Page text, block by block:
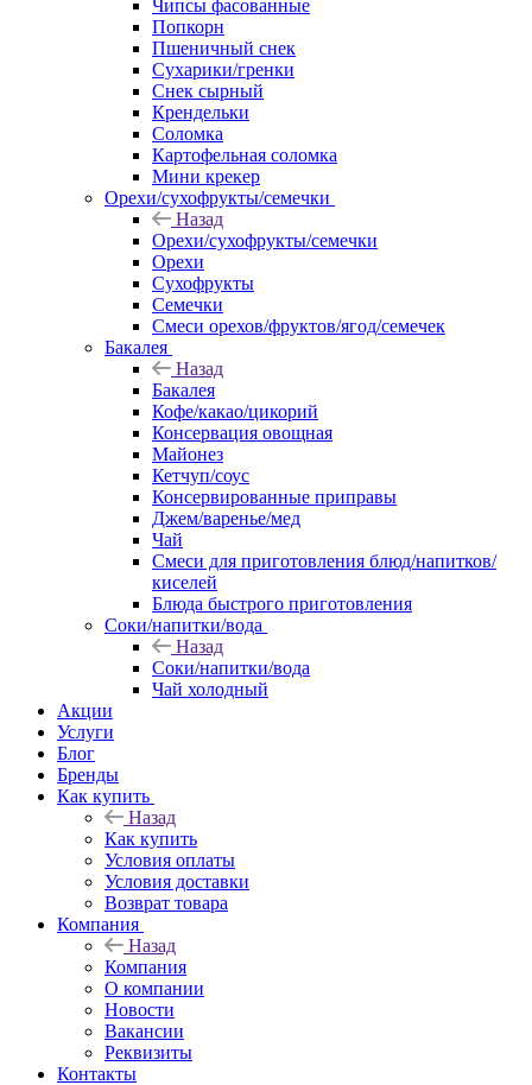
Чипсы фасованные
Попкорн
Пшеничный снек
Сухарики/гренки
Снек сырный
Крендельки
Соломка
Картофельная соломка
Мини крекер
Орехи/сухофрукты/семечки
Назад
Орехи/сухофрукты/семечки
Орехи
Сухофрукты
Семечки
Смеси орехов/фруктов/ягод/семечек
Бакалея
Назад
Бакалея
Кофе/какао/цикорий
Консервация овощная
Майонез
Кетчуп/соус
Консервированные приправы
Джем/варенье/мед
Чай
Смеси для приготовления блюд/напитков/
киселей
Блюда быстрого приготовления
Соки/напитки/вода
Назад
Соки/напитки/вода
Чай холодный
Акции
Услуги
Блог
Бренды
Как купить
Назад
Как купить
Условия оплаты
Условия доставки
Возврат товара
Компания
Назад
Компания
О компании
Новости
Вакансии
Реквизиты
Контакты